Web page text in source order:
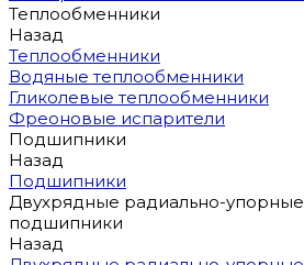
Теплообменники
Назад
Теплообменники
Водяные теплообменники
Гликолевые теплообменники
Фреоновые испарители
Подшипники
Назад
Подшипники
Двухрядные радиально-
подшипники
Назад